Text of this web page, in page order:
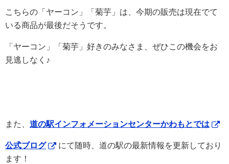
こちらの「ヤーコン」「菊芋」は、今期の販売は現在でて
いる商品が最後だそうです。
「ヤーコン」「菊芋」好きのみなさま、ぜひこの機会をお
見逃しなく♪
また、 道の駅インフォメーションセンターかわもとでは
公式ブログ
にて随時、道の駅の最新情報を更新しており
ます！